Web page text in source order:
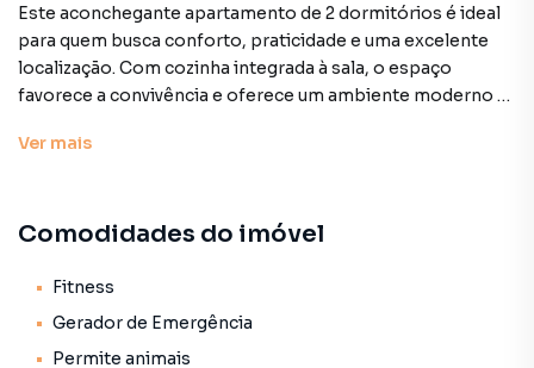
Este aconchegante apartamento de 2 dormitórios é ideal
para quem busca conforto, praticidade e uma excelente
localização. Com cozinha integrada à sala, o espaço
favorece a convivência e oferece um ambiente moderno e
técnica para instalação de ar-condicionado, além de ser
358, está a apenas 400 metros da estação de metrô
diversas regiões da cidade. A infraestrutura do bairro
oferece um variado comércio no entorno, facilitando o dia
Ver mais
Comodidades do imóvel
Fitness
Gerador de Emergência
Permite animais